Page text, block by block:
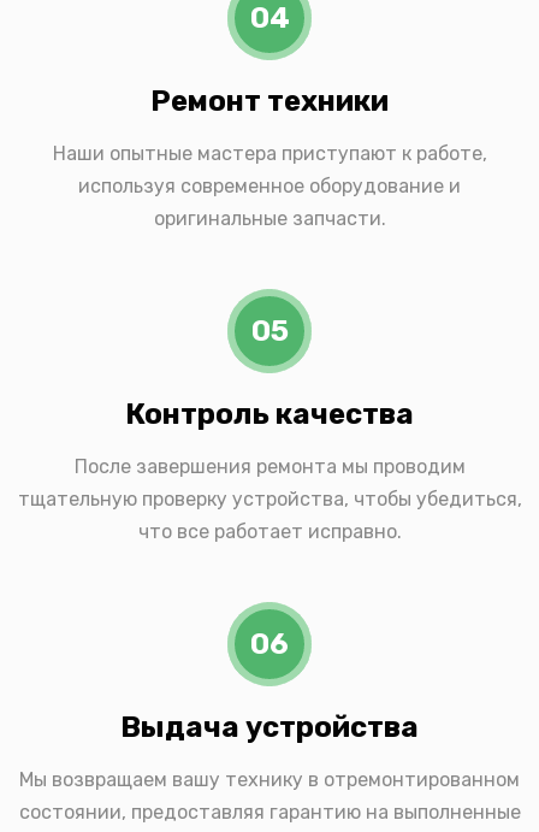
04
Ремонт техники
Наши опытные мастера приступают к работе,
используя современное оборудование и
оригинальные запчасти.
05
Контроль качества
После завершения ремонта мы проводим
тщательную проверку устройства, чтобы убедиться,
что все работает исправно.
06
Выдача устройства
Мы возвращаем вашу технику в отремонтированном
состоянии, предоставляя гарантию на выполненные